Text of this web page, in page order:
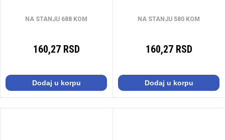
NA STANJU 688 KOM
160,27 RSD
Dodaj u korpu
NA STANJU 580 KOM
160,27 RSD
Dodaj u korpu